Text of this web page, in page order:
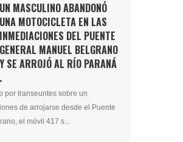
UN MASCULINO ABANDONÓ
UNA MOTOCICLETA EN LAS
INMEDIACIONES DEL PUENTE
GENERAL MANUEL BELGRANO
Y SE ARROJÓ AL RÍO PARANÁ
por transeuntes sobre un
de arrojarse desde el Puente
el móvil 417 s...